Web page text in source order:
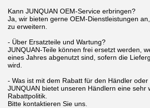
Kann JUNQUAN OEM-Service erbringen?
Ja, wir bieten gerne OEM-Dienstleistungen
zu erweitern.
- Über Ersatzteile und Wartung?
JUNQUAN-Teile können frei ersetzt werden,
eines Jahres abgenutzt sind, sofern die
wird.
- Was ist mit dem Rabatt für den Händler
JUNQUAN bietet unseren Händlern eine sehr
Rabattpolitik.
Bitte kontaktieren Sie uns.